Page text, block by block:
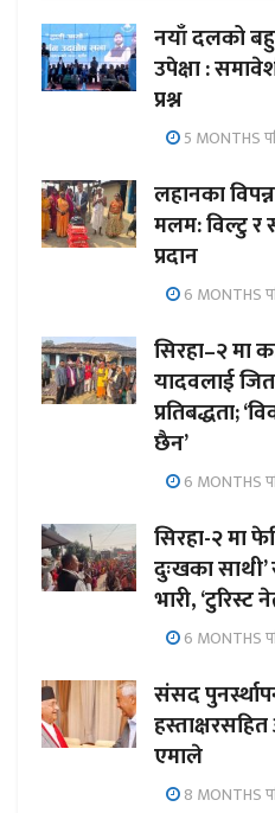
नयाँ दलको
उपेक्षा :
प्रश्न
5 MONTHS
लहानका
मलम: विल्टु र
प्रदान
6 MONTHS
सिरहा–२ मा
यादवलाई
प्रतिबद्धता;
छैन’
6 MONTHS
सिरहा-२ मा
दुःखका साथी’
भारी,
6 MONTHS
संसद
एमाले
8 MONTHS